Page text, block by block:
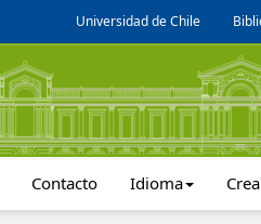
Universidad de Chile
Contacto Idioma